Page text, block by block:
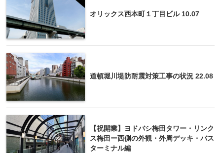
オリックス西本町１丁目ビル 10.07
道頓堀川堤防耐震対策工事の状況 22.08
【祝開業】ヨドバシ梅田タワー・リンク
ス梅田ー西側の外観・外周デッキ・バス
ターミナル編